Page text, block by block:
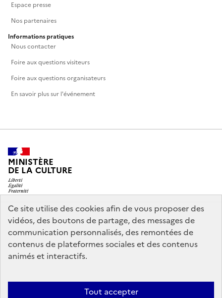
Ce site utilise des cookies afin de vous proposer des
vidéos, des boutons de partage, des messages de
communication personnalisés, des remontées de
contenus de plateformes sociales et des contenus
animés et interactifs.
Tout accepter
Espace presse
Nos partenaires
Informations pratiques
Nous contacter
Foire aux questions visiteurs
Foire aux questions organisateurs
En savoir plus sur l'événement
MINISTÈRE
DE LA CULTURE
legifrance.gouv.fr
info.gouv.fr
service-public.gouv.fr
data.gouv.fr
Mentions légales